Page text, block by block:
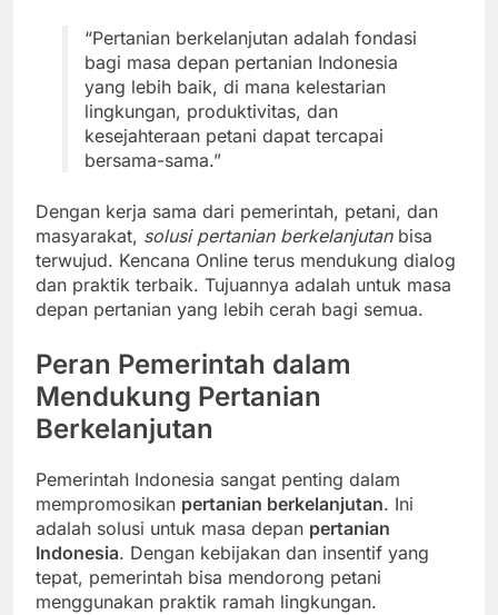
“Pertanian berkelanjutan adalah fondasi
bagi masa depan pertanian Indonesia
yang lebih baik, di mana kelestarian
lingkungan, produktivitas, dan
kesejahteraan petani dapat tercapai
bersama-sama.”
Dengan kerja sama dari pemerintah, petani, dan
masyarakat, solusi pertanian berkelanjutanbisa
terwujud. Kencana Online terus mendukung dialog
dan praktik terbaik. Tujuannya adalah untuk masa
depan pertanian yang lebih cerah bagi semua.
Peran Pemerintah dalam
Mendukung Pertanian
Berkelanjutan
Pemerintah Indonesia sangat penting dalam
mempromosikan pertanian berkelanjutan. Ini
adalah solusi untuk masa depan pertanian
Indonesia. Dengan kebijakan dan insentif yang
tepat, pemerintah bisa mendorong petani
menggunakan praktik ramah lingkungan.